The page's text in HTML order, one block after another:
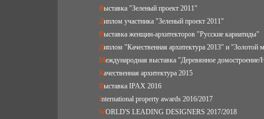
Выставка "Зеленый проект 2011"
Диплом участника "Зеленый проект 2011"
Выставка женщин-архитекторов "Русские кариатиды"
Диплом "Качественная архитектура 2013" и "Золотой
Международная выставка "Деревянное
Качественная архитектура 2015
Выставка IPAX 2016
International property awards 2016/2017
WORLD'S LEADING DESIGNERS 2017/2018